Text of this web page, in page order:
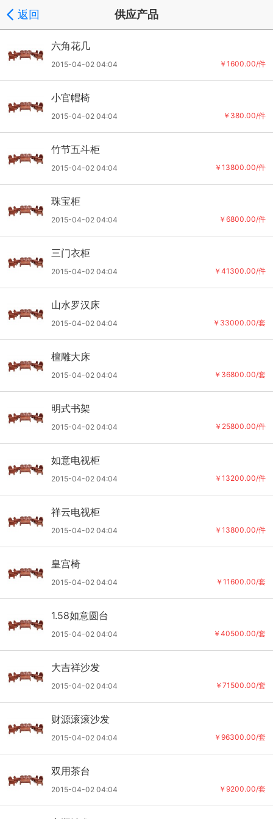
返回 供应产品
六角花几
￥1600.00/件
2015-04-02 04:04
小官帽椅
￥380.00/件
2015-04-02 04:04
竹节五斗柜
￥13800.00/件
2015-04-02 04:04
珠宝柜
￥6800.00/件
2015-04-02 04:04
三门衣柜
￥41300.00/件
2015-04-02 04:04
山水罗汉床
￥33000.00/套
2015-04-02 04:04
檀雕大床
￥36800.00/套
2015-04-02 04:04
明式书架
￥25800.00/件
2015-04-02 04:04
如意电视柜
￥13200.00/件
2015-04-02 04:04
祥云电视柜
￥13800.00/件
2015-04-02 04:04
皇宫椅
￥11600.00/套
2015-04-02 04:04
1.58如意圆台
￥40500.00/套
2015-04-02 04:04
大吉祥沙发
￥71500.00/套
2015-04-02 04:04
财源滚滚沙发
￥96300.00/套
2015-04-02 04:04
双用茶台
￥9200.00/套
2015-04-02 04:04